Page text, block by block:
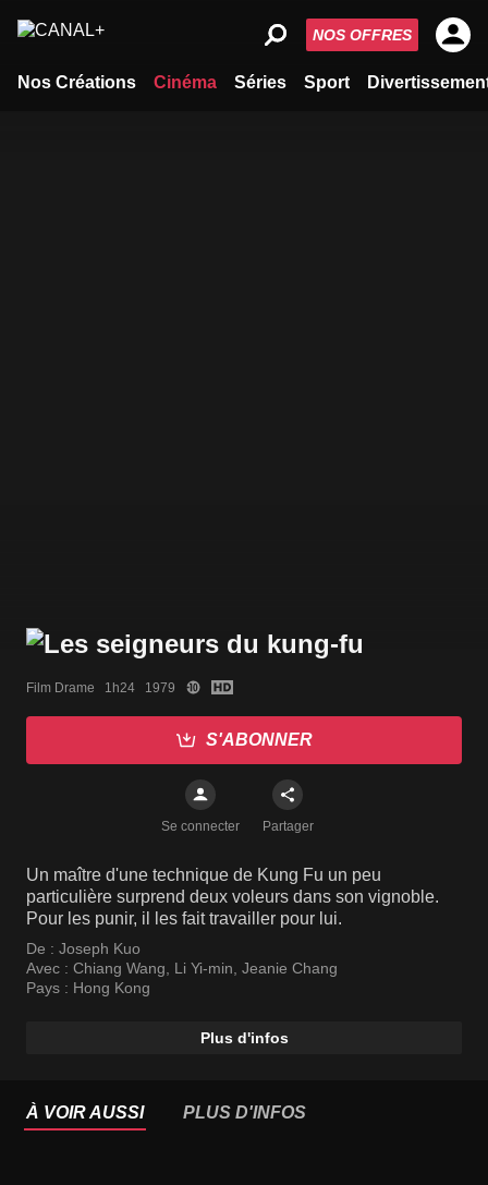
Nos Créations Cinéma Séries Sport
NOS OFFRES
Film Drame   1h24   1979
S'ABONNER
Se connecter Partager
Un maître d'une technique de Kung Fu un peu
particulière surprend deux voleurs dans son vignoble.
Pour les punir, il les fait travailler pour lui.
De : Joseph Kuo
Avec : Chiang Wang, Li Yi-min, Jeanie Chang
Pays : Hong Kong
Plus d'infos
À VOIR AUSSI PLUS D'INFOS